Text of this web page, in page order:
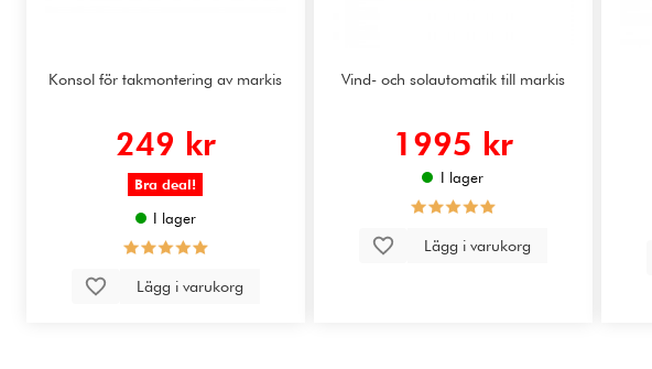
Konsol för takmontering av markis
249 kr
Bra deal!
I lager
Lägg i varukorg
Vind- och solautomatik till markis
1995 kr
I lager
Lägg i varukorg